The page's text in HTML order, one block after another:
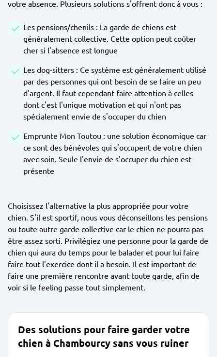
votre absence. Plusieurs solutions s'offrent donc à vous :
Les pensions/chenils : La garde de chiens est
généralement collective. Cette option peut coûter
cher si l'absence est longue
Les dog-sitters : Ce système est généralement utilisé
par des personnes qui ont besoin de se faire un peu
d'argent. Il faut cependant faire attention à celles
dont c'est l'unique motivation et qui n'ont pas
spécialement envie de s'occuper du chien
Emprunte Mon Toutou : une solution économique car
ce sont des bénévoles qui s'occupent de votre chien
avec soin. Seule l'envie de s'occuper du chien est
présente
Choisissez l'alternative la plus appropriée pour votre
chien. S'il est sportif, nous vous déconseillons les pensions
ou toute autre garde collective car le chien ne pourra pas
être assez sorti. Privilégiez une personne pour la garde de
chien qui aura du temps pour le balader et pour lui faire
faire tout l'exercice dont il a besoin. Il est important de
faire une première rencontre avant toute garde, afin de
voir si le feeling passe tout simplement.
Des solutions pour faire garder votre
chien à Chambourcy sans vous ruiner